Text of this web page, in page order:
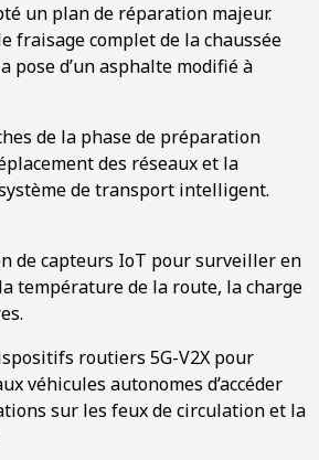
un plan de réparation majeur.
fraisage complet de la chaussée
pose d’un asphalte modifié à
de la phase de préparation
des réseaux et la
de transport intelligent.
de capteurs IoT pour surveiller en
température de la route, la charge
routiers 5G-V2X pour
véhicules autonomes d’accéder
sur les feux de circulation et la